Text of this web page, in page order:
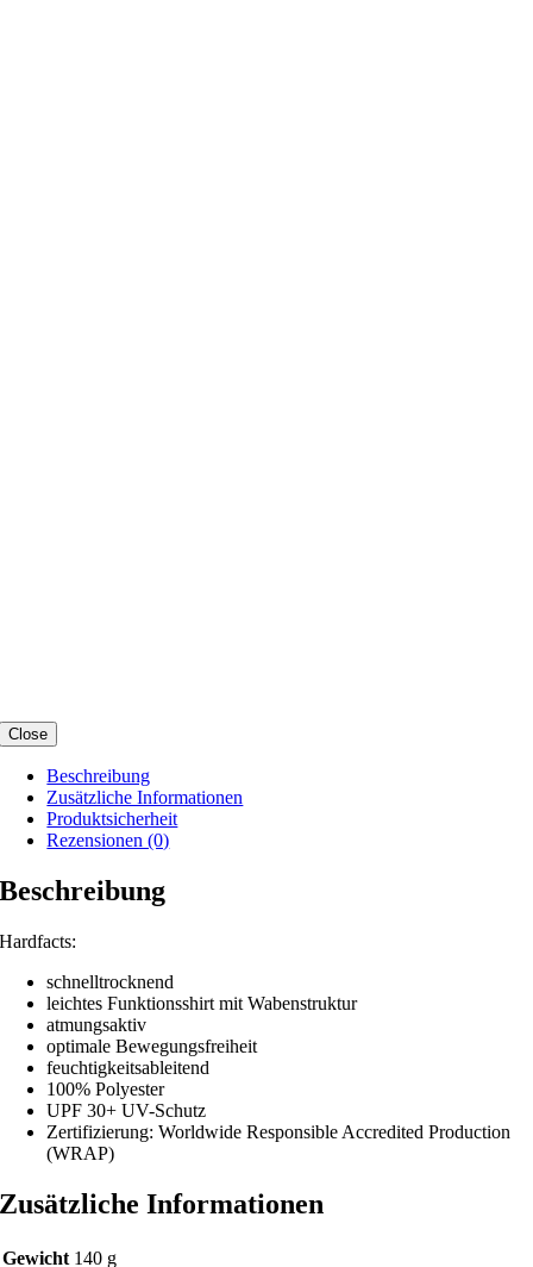
Close
Beschreibung
Zusätzliche Informationen
Produktsicherheit
Rezensionen (0)
Beschreibung
Hardfacts:
schnelltrocknend
leichtes Funktionsshirt mit Wabenstruktur
atmungsaktiv
optimale Bewegungsfreiheit
feuchtigkeitsableitend
100% Polyester
UPF 30+ UV-Schutz
Zertifizierung: Worldwide Responsible Accredited Production
(WRAP)
Zusätzliche Informationen
Gewicht 140 g